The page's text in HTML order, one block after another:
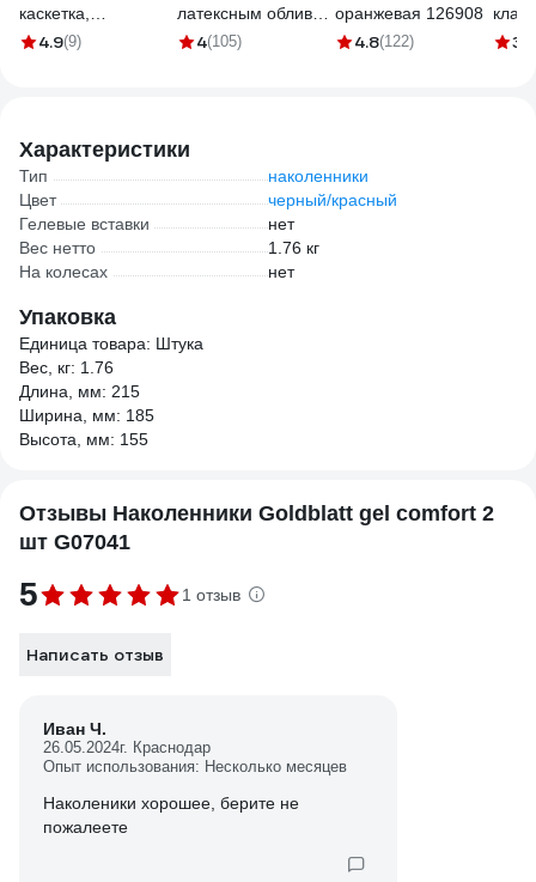
каскетка,
оранжевая MILL
4.9(9)
латексным обливом
Gigant 13 класс,1
4(105)
оранжевая 126908
4.8(122) 3.8
Характеристики
Тип
наколенники
Цвет
черный/красный
Гелевые вставки
нет
Вес нетто
1.76 кг
На колесах
нет
Упаковка
Единица товара: Штука
Вес, кг: 1.76
Длина, мм: 215
Ширина, мм: 185
Высота, мм: 155
Отзывы Наколенники Goldblatt gel comfort 2
шт G07041
5 1 отзыв
Написать отзыв
Иван Ч.
26.05.2024г. Краснодар
Опыт использования: Несколько месяцев
Наколеники хорошее, берите не
пожалеете